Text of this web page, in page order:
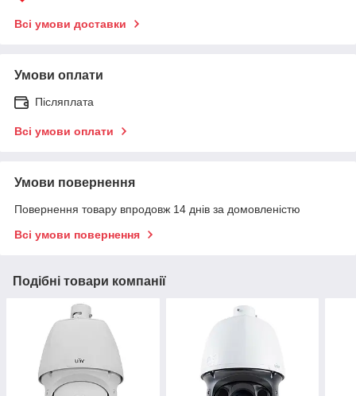
Всі умови доставки
Умови оплати
Післяплата
Всі умови оплати
Умови повернення
Повернення товару впродовж 14 днів за домовленістю
Всі умови повернення
Подібні товари компанії